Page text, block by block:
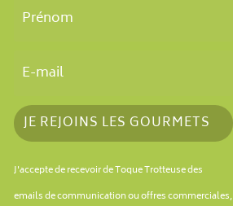
JE REJOINS LES GOURMETS
J'accepte de recevoir de Toque Trotteuse des
emails de communication ou offres commerciales,